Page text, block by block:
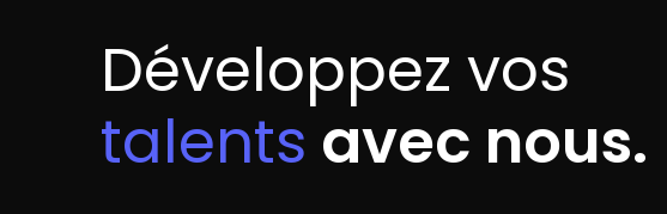
Développez vos
talents avec nous.